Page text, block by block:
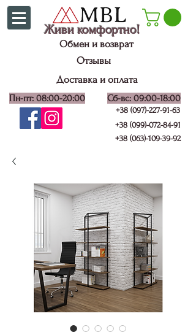
Живи комфортно!
Обмен и возврат
Отзывы
Доставка и оплата
Пн-пт: 08:00-20:00 Сб-вс: 09:00-18:00
+38 (099)-072-84-91
+38 (097)-227-91-63
+38 (063)-109-39-92